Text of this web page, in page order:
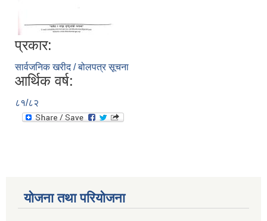
प्रकार:
सार्वजनिक खरीद / बोलपत्र सूचना
आर्थिक वर्ष:
८१/८२
योजना तथा परियोजना